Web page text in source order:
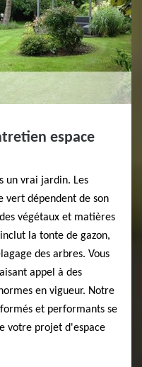
espace
un vrai jardin. Les
vert dépendent de son
végétaux et matières
la tonte de gazon,
des arbres. Vous
appel à des
en vigueur. Notre
et performants se
votre projet d'espace